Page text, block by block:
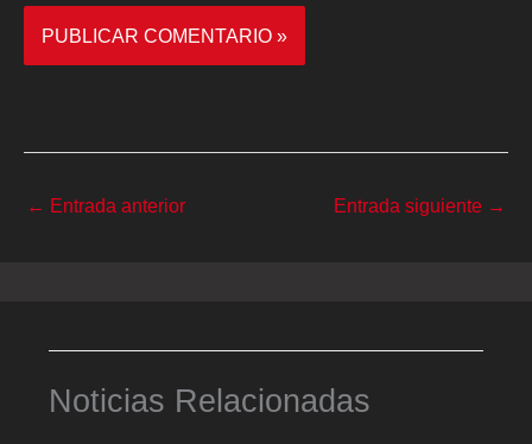
← Entrada anterior Entrada siguiente →
Noticias Relacionadas